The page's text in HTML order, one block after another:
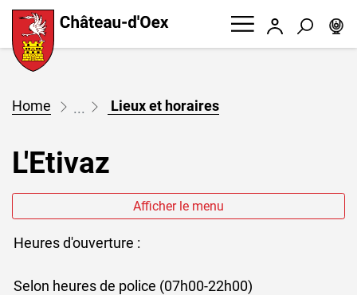
Page d'accueil
Accèder à la navigation
Accèder au contenu
Accèder à l'outil de recherche
Accèder à la table des matières
Chateau d'Oex Connexion
Lieux et horaires(sélectionné)
L'Etivaz
Afficher le menu
Heures d'ouverture :
Selon heures de police (07h00-22h00)